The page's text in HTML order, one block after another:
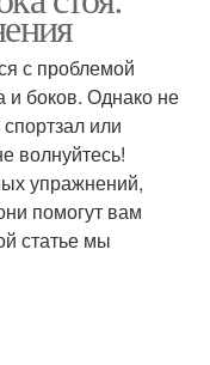
с проблемой
и боков. Однако не
или
волнуйтесь!
упражнений,
помогут вам
статье мы